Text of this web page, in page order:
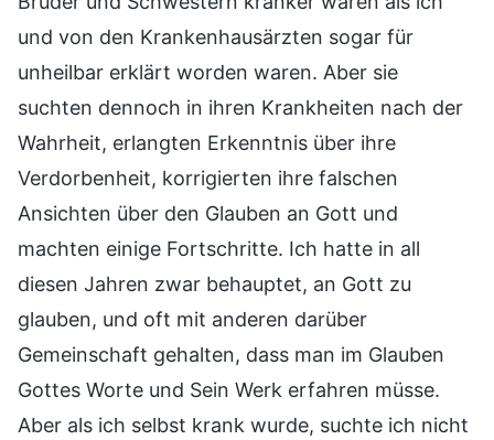
und von den Krankenhausärzten sogar für
unheilbar erklärt worden waren. Aber sie
suchten dennoch in ihren Krankheiten nach der
Wahrheit, erlangten Erkenntnis über ihre
Verdorbenheit, korrigierten ihre falschen
Ansichten über den Glauben an Gott und
machten einige Fortschritte. Ich hatte in all
diesen Jahren zwar behauptet, an Gott zu
glauben, und oft mit anderen darüber
Gemeinschaft gehalten, dass man im Glauben
Gottes Worte und Sein Werk erfahren müsse.
Aber als ich selbst krank wurde, suchte ich nicht